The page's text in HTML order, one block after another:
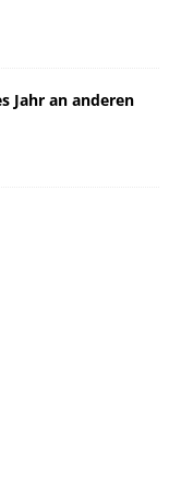
Jahr an anderen